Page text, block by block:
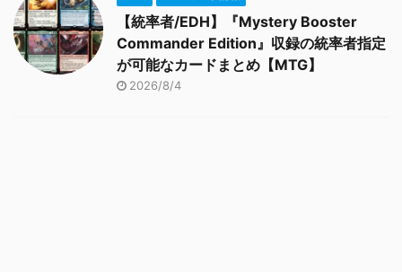
【統率者/EDH】『Mystery Booster
Commander Edition』収録の統率者指定
が可能なカードまとめ【MTG】
2026/8/4